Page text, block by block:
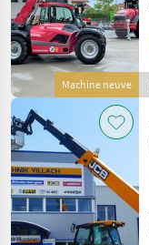
Machine neuve